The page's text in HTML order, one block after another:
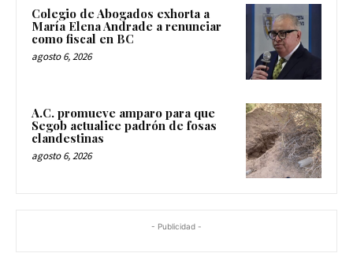
Colegio de Abogados exhorta a
María Elena Andrade a renunciar
como fiscal en BC
agosto 6, 2026
A.C. promueve amparo para que
Segob actualice padrón de fosas
clandestinas
agosto 6, 2026
- Publicidad -